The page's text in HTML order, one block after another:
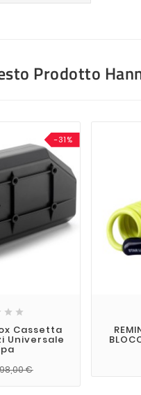
Prodotto
-31%
 
Cassetta
Universale
€